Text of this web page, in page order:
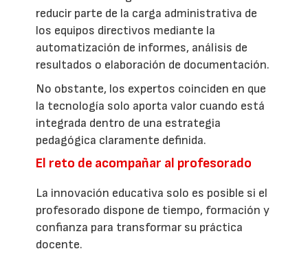
reducir parte de la carga administrativa de
los equipos directivos mediante la
automatización de informes, análisis de
resultados o elaboración de documentación.
No obstante, los expertos coinciden en que
la tecnología solo aporta valor cuando está
integrada dentro de una estrategia
pedagógica claramente definida.
El reto de acompañar al profesorado
La innovación educativa solo es posible si el
profesorado dispone de tiempo, formación y
confianza para transformar su práctica
docente.